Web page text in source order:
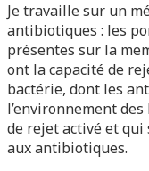
Je travaille sur un
antibiotiques : les
présentes sur la
ont la capacité de
bactérie, dont les
l’environnement
de rejet activé et
aux antibiotiques.